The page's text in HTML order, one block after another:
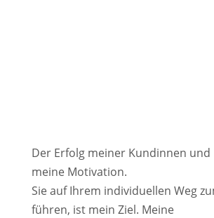
Der Erfolg meiner Kundinnen und
meine Motivation.
Sie auf Ihrem individuellen Weg
führen, ist mein Ziel. Meine